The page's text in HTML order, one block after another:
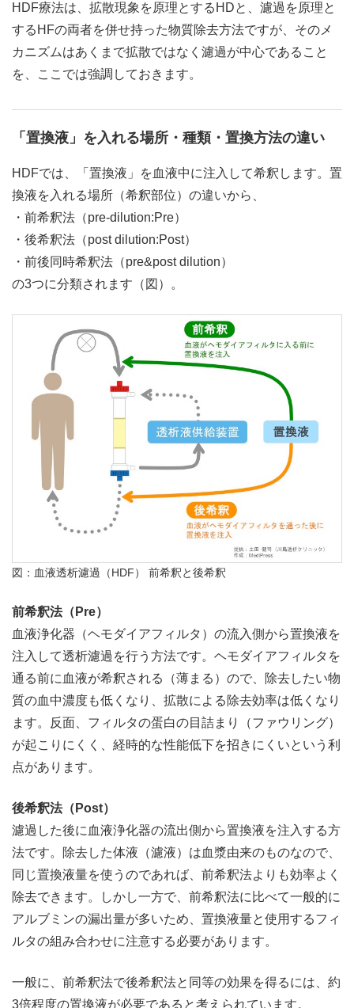
HDF療法は、拡散現象を原理とするHDと、濾過を原理と
するHFの両者を併せ持った物質除去方法ですが、そのメ
カニズムはあくまで拡散ではなく濾過が中心であること
を、ここでは強調しておきます。
「置換液」を入れる場所・種類・置換方法の違い
HDFでは、「置換液」を血液中に注入して希釈します。置
換液を入れる場所（希釈部位）の違いから、
・前希釈法（pre-dilution:Pre）
・後希釈法（post dilution:Post）
・前後同時希釈法（pre&post dilution）
の3つに分類されます（図）。
図：血液透析濾過（HDF） 前希釈と後希釈
前希釈法（Pre）
血液浄化器（ヘモダイアフィルタ）の流入側から置換液を
注入して透析濾過を行う方法です。ヘモダイアフィルタを
通る前に血液が希釈される（薄まる）ので、除去したい物
質の血中濃度も低くなり、拡散による除去効率は低くなり
ます。反面、フィルタの蛋白の目詰まり（ファウリング）
が起こりにくく、経時的な性能低下を招きにくいという利
点があります。
後希釈法（Post）
濾過した後に血液浄化器の流出側から置換液を注入する方
法です。除去した体液（濾液）は血漿由来のものなので、
同じ置換液量を使うのであれば、前希釈法よりも効率よく
除去できます。しかし一方で、前希釈法に比べて一般的に
アルブミンの漏出量が多いため、置換液量と使用するフィ
ルタの組み合わせに注意する必要があります。
一般に、前希釈法で後希釈法と同等の効果を得るには、約
3倍程度の置換液が必要であると考えられています。